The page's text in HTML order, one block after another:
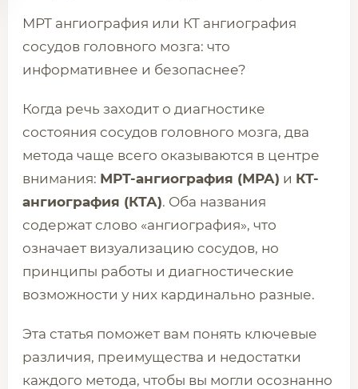
МРТ ангиография или КТ ангиография
сосудов головного мозга: что
информативнее и безопаснее?
Когда речь заходит о диагностике
состояния сосудов головного мозга, два
метода чаще всего оказываются в центре
внимания: МРТ-ангиография (МРА) и КТ-
ангиография (КТА). Оба названия
содержат слово «ангиография», что
означает визуализацию сосудов, но
принципы работы и диагностические
возможности у них кардинально разные.
Эта статья поможет вам понять ключевые
различия, преимущества и недостатки
каждого метода, чтобы вы могли осознанно